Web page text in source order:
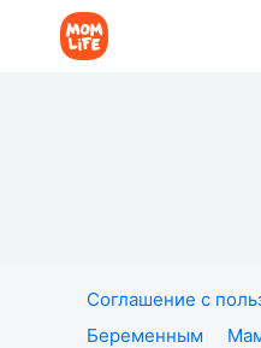
Соглашение с
Беременным